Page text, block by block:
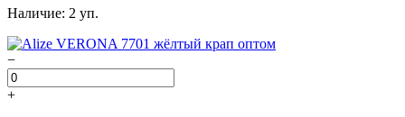
Наличие: 2 уп.
−
+